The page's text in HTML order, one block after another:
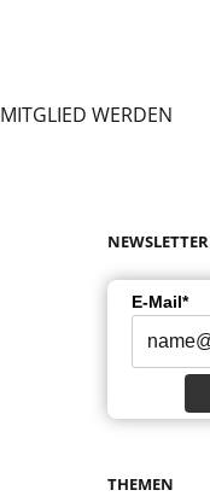
MITGLIED WERDEN
NEWSLETTER
E-Mail*
THEMEN